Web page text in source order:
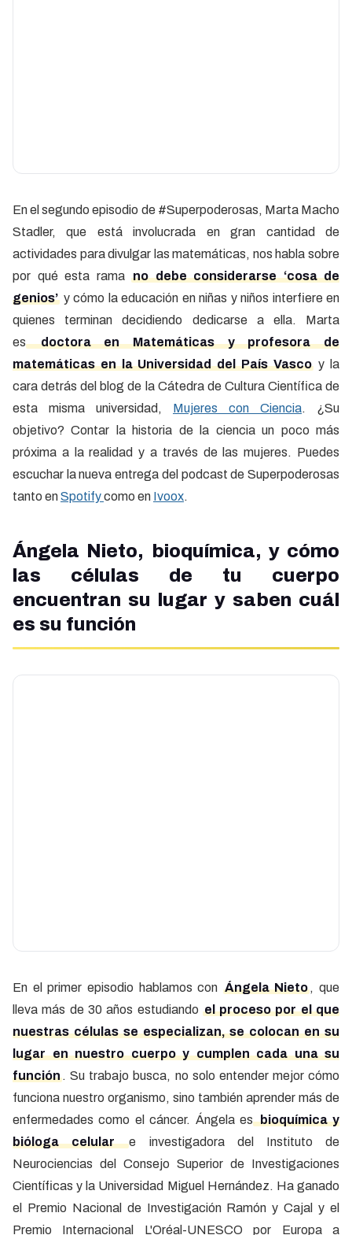
En el segundo episodio de #Superpoderosas, Marta Macho
Stadler, que está involucrada en gran cantidad de
actividades para divulgar las matemáticas, nos habla sobre
por qué esta rama no debe considerarse ‘cosa de
genios’ y cómo la educación en niñas y niños interfiere en
quienes terminan decidiendo dedicarse a ella. Marta
esdoctora en Matemáticas y profesora de
matemáticas en la Universidad del País Vascoy la
cara detrás del blog de la Cátedra de Cultura Científica de
esta misma universidad, Mujeres con Ciencia. ¿Su
objetivo? Contar la historia de la ciencia un poco más
próxima a la realidad y a través de las mujeres. Puedes
escuchar la nueva entrega del podcast de Superpoderosas
tanto enSpotifycomo en Ivoox.
Ángela Nieto, bioquímica, y cómo
las células de tu cuerpo
encuentran su lugar y saben cuál
es su función
En el primer episodio hablamos con Ángela Nieto , que
lleva más de 30 años estudiando el proceso por el que
nuestras células se especializan, se colocan en su
lugar en nuestro cuerpo y cumplen cada una su
función . Su trabajo busca, no solo entender mejor cómo
funciona nuestro organismo, sino también aprender más de
enfermedades como el cáncer. Ángela esbioquímica y
bióloga celulare investigadora del Instituto de
Neurociencias del Consejo Superior de Investigaciones
Científicas y la Universidad Miguel Hernández. Ha ganado
el Premio Nacional de Investigación Ramón y Cajal y el
Premio Internacional L'Oréal-UNESCO por Europa a